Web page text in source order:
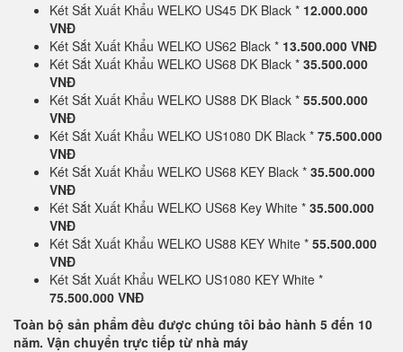
Két Sắt Xuất Khẩu WELKO US45 DK Black * 12.000.000
VNĐ
Két Sắt Xuất Khẩu WELKO US62 Black * 13.500.000 VNĐ
Két Sắt Xuất Khẩu WELKO US68 DK Black * 35.500.000
VNĐ
Két Sắt Xuất Khẩu WELKO US88 DK Black * 55.500.000
VNĐ
Két Sắt Xuất Khẩu WELKO US1080 DK Black * 75.500.000
VNĐ
Két Sắt Xuất Khẩu WELKO US68 KEY Black * 35.500.000
VNĐ
Két Sắt Xuất Khẩu WELKO US68 Key White * 35.500.000
VNĐ
Két Sắt Xuất Khẩu WELKO US88 KEY White * 55.500.000
VNĐ
Két Sắt Xuất Khẩu WELKO US1080 KEY White *
75.500.000 VNĐ
Toàn bộ sản phẩm đều được chúng tôi bảo hành 5 đến 10
năm. Vận chuyển trực tiếp từ nhà máy